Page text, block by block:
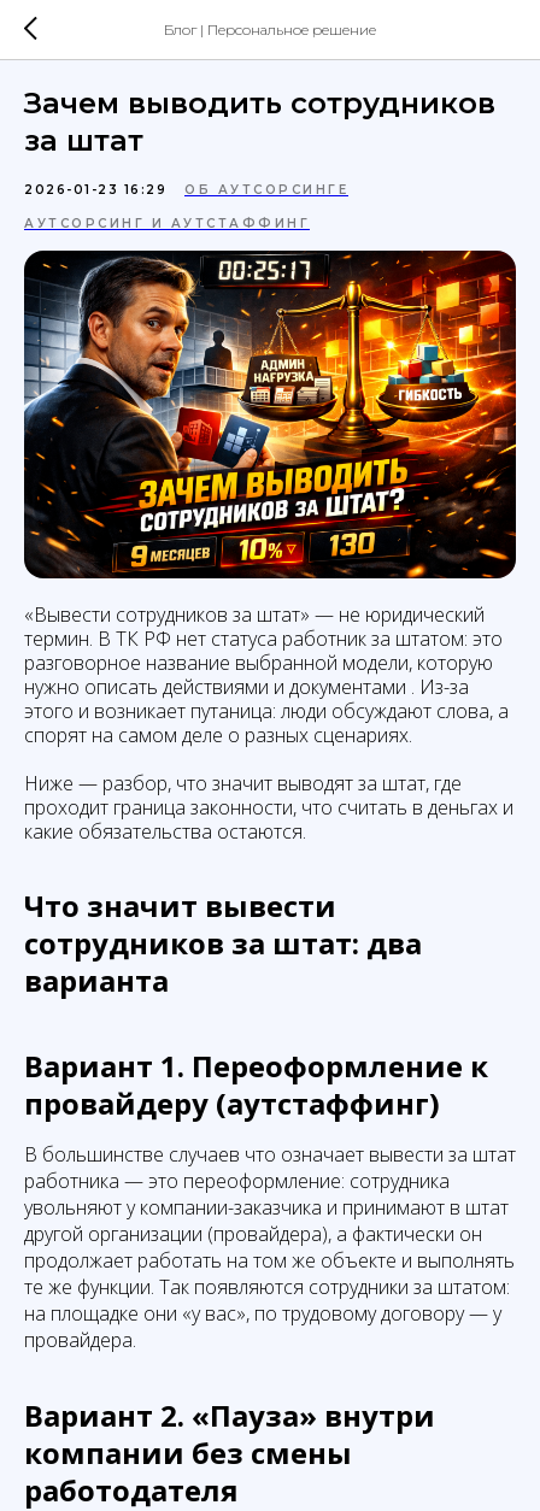
Блог | Персональное решение
Зачем выводить сотрудников
за штат
2026-01-23 16:29 ОБ АУТСОРСИНГЕ
АУТСОРСИНГ И АУТСТАФФИНГ
«Вывести сотрудников за штат» — не юридический
термин. В ТК РФ нет статуса работник за штатом: это
разговорное название выбранной модели, которую
нужно описать действиями и документами . Из-за
этого и возникает путаница: люди обсуждают слова, а
спорят на самом деле о разных сценариях.
Ниже — разбор, что значит выводят за штат, где
проходит граница законности, что считать в деньгах и
какие обязательства остаются.
Что значит вывести
сотрудников за штат: два
варианта
Вариант 1. Переоформление к
провайдеру (аутстаффинг)
В большинстве случаев что означает вывести за штат
работника — это переоформление: сотрудника
увольняют у компании-заказчика и принимают в штат
другой организации (провайдера), а фактически он
продолжает работать на том же объекте и выполнять
те же функции. Так появляются сотрудники за штатом:
на площадке они «у вас», по трудовому договору — у
провайдера.
Вариант 2. «Пауза» внутри
компании без смены
работодателя